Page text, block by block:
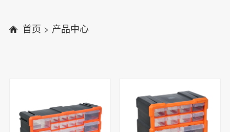
首页 > 产品中心